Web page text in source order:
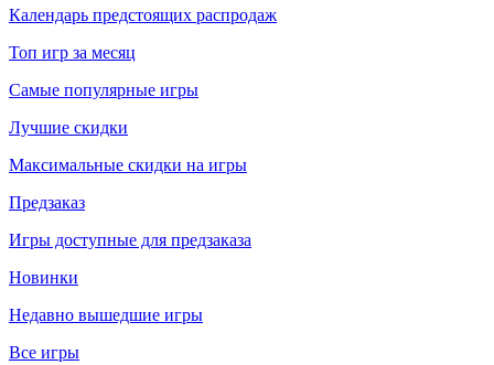
Календарь предстоящих распродаж
Топ игр за месяц
Самые популярные игры
Лучшие скидки
Максимальные скидки на игры
Предзаказ
Игры доступные для предзаказа
Новинки
Недавно вышедшие игры
Все игры